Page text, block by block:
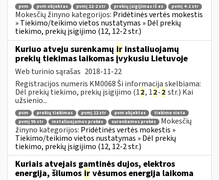
pvm pvm objektas pvmį 12-2 str prekių įsigijimas iš es pvmį 4-1 str
Mokesčių žinyno kategorijos: Pridėtinės vertės mokestis
» Tiekimo/teikimo vietos nustatymas » Dėl prekių
tiekimo, prekių įsigijimo (12, 12-2 str.)
Kuriuo atveju surenkamų ir instaliuojamų
prekių tiekimas laikomas įvykusiu Lietuvoje
Web turinio sąrašas 2018-11-22
Registracijos numeris KM0068 Ši informacija skelbiama:
Dėl prekių tiekimo, prekių įsigijimo (12, 12-2 str.) Kai
užsienio...
pvm prekių tiekimas pvmį 12 str pvm objektas
tiekimo vieta
pvmį 95 str
instaliuojamos prekės surenkamos prekės
Mokesčių
žinyno kategorijos: Pridėtinės vertės mokestis »
Tiekimo/teikimo vietos nustatymas » Dėl prekių
tiekimo, prekių įsigijimo (12, 12-2 str.)
Kuriais atvejais gamtinės dujos, elektros
energija, šilumos ir vėsumos energija laikoma